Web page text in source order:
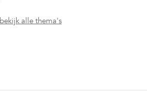
bekijk alle thema's